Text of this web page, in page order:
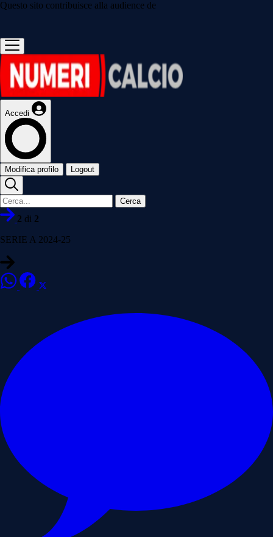
Questo sito contribuisce alla audience de
Accedi
Modifica profilo Logout
Cerca
2 di 2
SERIE A 2024-25